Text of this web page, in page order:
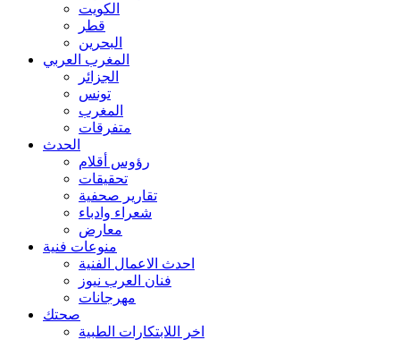
الكويت
قطر
البحرين
المغرب العربي
الجزائر
تونس
المغرب
متفرقات
الحدث
رؤوس أقلام
تحقيقات
تقارير صحفية
شعراء وادباء
معارض
منوعات فنية
احدث الاعمال الفنية
فنان العرب نيوز
مهرجانات
صحتك
اخر اللابتكارات الطبية